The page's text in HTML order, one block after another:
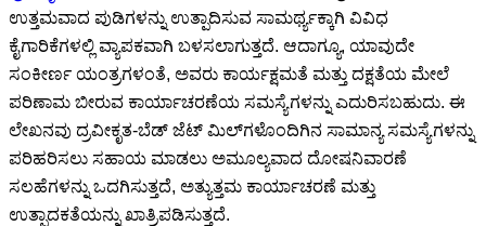
ಉತ್ತಮವಾದ ಪುಡಿಗಳನ್ನು ಉತ್ಪಾದಿಸುವ ಸಾಮರ್ಥ್ಯಕ್ಕಾಗಿ ವಿವಿಧ
ಕೈಗಾರಿಕೆಗಳಲ್ಲಿ ವ್ಯಾಪಕವಾಗಿ ಬಳಸಲಾಗುತ್ತದೆ. ಆದಾಗ್ಯೂ, ಯಾವುದೇ
ಸಂಕೀರ್ಣ ಯಂತ್ರಗಳಂತೆ, ಅವರು ಕಾರ್ಯಕ್ಷಮತೆ ಮತ್ತು ದಕ್ಷತೆಯ ಮೇಲೆ
ಪರಿಣಾಮ ಬೀರುವ ಕಾರ್ಯಾಚರಣೆಯ ಸಮಸ್ಯೆಗಳನ್ನು ಎದುರಿಸಬಹುದು. ಈ
ಲೇಖನವು ದ್ರವೀಕೃತ-ಬೆಡ್ ಜೆಟ್ ಮಿಲ್‌ಗಳೊಂದಿಗಿನ ಸಾಮಾನ್ಯ ಸಮಸ್ಯೆಗಳನ್ನು
ಪರಿಹರಿಸಲು ಸಹಾಯ ಮಾಡಲು ಅಮೂಲ್ಯವಾದ ದೋಷನಿವಾರಣೆ
ಸಲಹೆಗಳನ್ನು ಒದಗಿಸುತ್ತದೆ, ಅತ್ಯುತ್ತಮ ಕಾರ್ಯಾಚರಣೆ ಮತ್ತು
ಉತ್ಪಾದಕತೆಯನ್ನು ಖಾತ್ರಿಪಡಿಸುತ್ತದೆ.